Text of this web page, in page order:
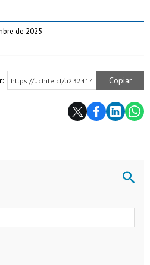
de 2025
https://uchile.cl/u232414 Copiar